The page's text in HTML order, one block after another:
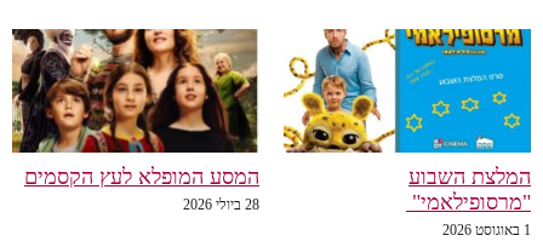
המלצת השבוע
"מרסופילאמי"
1 באוגוסט 2026
המסע המופלא לעץ הקסמים
28 ביולי 2026